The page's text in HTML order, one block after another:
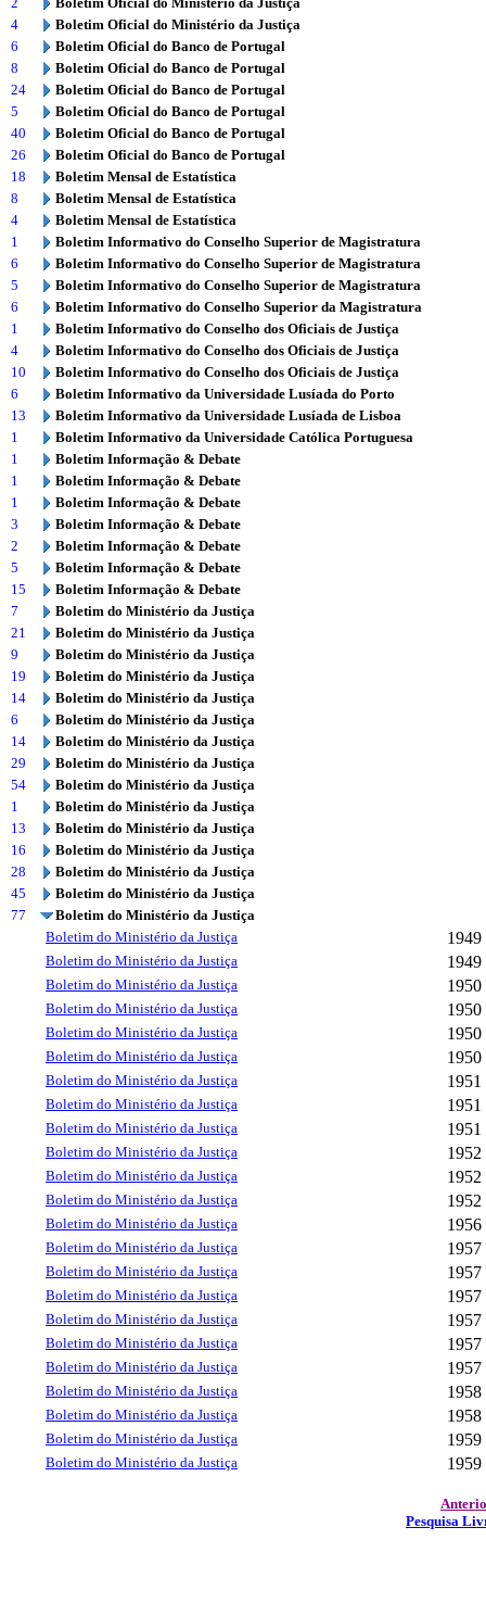
4
Boletim Oficial do Ministério da Justiça
6
Boletim Oficial do Banco de Portugal
8
Boletim Oficial do Banco de Portugal
24
Boletim Oficial do Banco de Portugal
5
Boletim Oficial do Banco de Portugal
40
Boletim Oficial do Banco de Portugal
26
Boletim Oficial do Banco de Portugal
18
Boletim Mensal de Estatística
8
Boletim Mensal de Estatística
4
Boletim Mensal de Estatística
1
Boletim Informativo do Conselho Superior de Magistratura
6
Boletim Informativo do Conselho Superior de Magistratura
5
Boletim Informativo do Conselho Superior de Magistratura
6
Boletim Informativo do Conselho Superior da Magistratura
1
Boletim Informativo do Conselho dos Oficiais de Justiça
4
Boletim Informativo do Conselho dos Oficiais de Justiça
10
Boletim Informativo do Conselho dos Oficiais de Justiça
6
Boletim Informativo da Universidade Lusíada do Porto
13
Boletim Informativo da Universidade Lusíada de Lisboa
1
Boletim Informativo da Universidade Católica Portuguesa
1
Boletim Informação & Debate
1
Boletim Informação & Debate
1
Boletim Informação & Debate
3
Boletim Informação & Debate
2
Boletim Informação & Debate
5
Boletim Informação & Debate
15
Boletim Informação & Debate
7
Boletim do Ministério da Justiça
21
Boletim do Ministério da Justiça
9
Boletim do Ministério da Justiça
19
Boletim do Ministério da Justiça
14
Boletim do Ministério da Justiça
6
Boletim do Ministério da Justiça
14
Boletim do Ministério da Justiça
29
Boletim do Ministério da Justiça
54
Boletim do Ministério da Justiça
1
Boletim do Ministério da Justiça
13
Boletim do Ministério da Justiça
16
Boletim do Ministério da Justiça
28
Boletim do Ministério da Justiça
45
Boletim do Ministério da Justiça
77
Boletim do Ministério da Justiça
Boletim do Ministério da Justiça
1949
Boletim do Ministério da Justiça 1949
Boletim do Ministério da Justiça 1950
Boletim do Ministério da Justiça 1950
Boletim do Ministério da Justiça 1950
Boletim do Ministério da Justiça 1950
Boletim do Ministério da Justiça 1951
Boletim do Ministério da Justiça 1951
Boletim do Ministério da Justiça 1951
Boletim do Ministério da Justiça 1952
Boletim do Ministério da Justiça 1952
Boletim do Ministério da Justiça 1952
Boletim do Ministério da Justiça 1956
Boletim do Ministério da Justiça 1957
Boletim do Ministério da Justiça 1957
Boletim do Ministério da Justiça 1957
Boletim do Ministério da Justiça 1957
Boletim do Ministério da Justiça 1957
Boletim do Ministério da Justiça 1957
Boletim do Ministério da Justiça 1958
Boletim do Ministério da Justiça 1958
Boletim do Ministério da Justiça 1959
Boletim do Ministério da Justiça 1959
Pesquisa